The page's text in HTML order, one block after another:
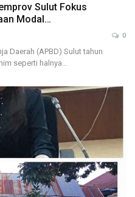
Sulut Fokus
Modal…
0
Daerah (APBD) Sulut tahun
seperti halnya…